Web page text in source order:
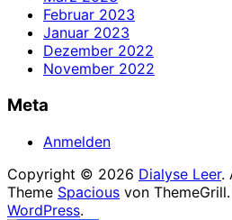
Februar 2023
Januar 2023
Dezember 2022
November 2022
Meta
Anmelden
Copyright © 2026 Dialyse Leer.
Theme Spacious von
WordPress.